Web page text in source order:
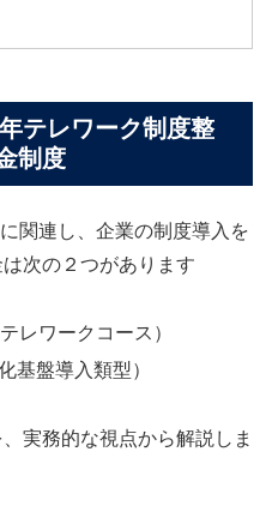
テレワーク制度整
制度
関連し、企業の制度導入を
次の２つがあります
レワークコース）
基盤導入類型）
実務的な視点から解説しま